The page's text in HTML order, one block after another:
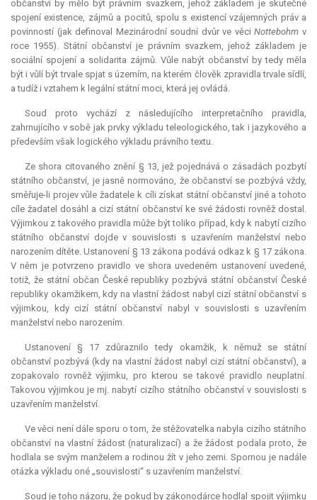
občanství by mělo být právním svazkem, jehož základem je skutečné
spojení existence, zájmů a pocitů, spolu s existencí vzájemných práv a
povinností (jak definoval Mezinárodní soudní dvůr ve věciNottebohm v
roce 1955). Státní občanství je právním svazkem, jehož základem je
sociální spojení a solidarita zájmů. Vůle nabýt občanství by tedy měla
být i vůlí být trvale spjat s územím, na kterém člověk zpravidla trvale sídlí,
a tudíž i vztahem k legální státní moci, která jej ovládá.
Soud proto vychází z následujícího interpretačního pravidla,
zahrnujícího v sobě jak prvky výkladu teleologického, tak i jazykového a
především však logického výkladu právního textu.
Ze shora citovaného znění § 13, jež pojednává o zásadách pozbytí
státního občanství, je jasně normováno, že občanství se pozbývá vždy,
směřuje-li projev vůle žadatele k cíli získat státní občanství jiné a tohoto
cíle žadatel dosáhl a cizí státní občanství ke své žádosti rovněž dostal.
Výjimkou z takového pravidla může být toliko případ, kdy k nabytí cizího
státního občanství dojde v souvislosti s uzavřením manželství nebo
narozením dítěte. Ustanovení § 13 zákona podává odkaz k § 17 zákona.
V něm je potvrzeno pravidlo ve shora uvedeném ustanovení uvedené,
totiž, že státní občan České republiky pozbývá státní občanství České
republiky okamžikem, kdy na vlastní žádost nabyl cizí státní občanství s
výjimkou, kdy cizí státní občanství nabyl v souvislosti s uzavřením
manželství nebo narozením.
Ustanovení § 17 zdůraznilo tedy okamžik, k němuž se státní
občanství pozbývá (kdy na vlastní žádost nabyl cizí státní občanství), a
zopakovalo rovněž výjimku, pro kterou se takové pravidlo neuplatní.
Takovou výjimkou je mj. nabytí cizího státního občanství v souvislosti s
uzavřením manželství.
Ve věci není dále sporu o tom, že stěžovatelka nabyla cizího státního
občanství na vlastní žádost (naturalizací) a že žádost podala proto, že
hodlala se svým manželem a rodinou žít v jeho zemi. Spornou je nadále
otázka výkladu oné „souvislosti“ s uzavřením manželství.
Soud je toho názoru, že pokud by zákonodárce hodlal spojit výjimku